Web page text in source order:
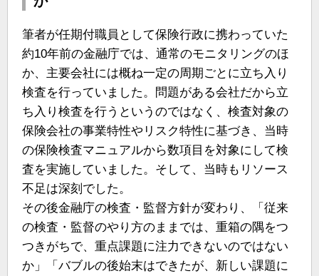
筆者が任期付職員として保険行政に携わっていた
約10年前の金融庁では、通常のモニタリングのほ
か、主要会社には概ね一定の周期ごとに立ち入り
検査を行っていました。問題がある会社だから立
ち入り検査を行うというのではなく、検査対象の
保険会社の事業特性やリスク特性に基づき、当時
の保険検査マニュアルから数項目を対象にして検
査を実施していました。そして、当時もリソース
不足は深刻でした。
その後金融庁の検査・監督方針が変わり、「従来
の検査・監督のやり方のままでは、重箱の隅をつ
つきがちで、重点課題に注力できないのではない
か」「バブルの後始末はできたが、新しい課題に